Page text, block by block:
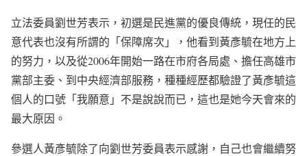
立法委員劉世芳表示，初選是民進黨的優良傳統，現任的民
意代表也沒有所謂的「保障席次」，他看到黃彥毓在地方上
的努力，以及從2006年開始一路在市府各局處、擔任高雄市
黨部主委、到中央經濟部服務，種種經歷都驗證了黃彥毓這
個人的口號「我願意」不是說說而已，這也是她今天會來的
最大原因。
參選人黃彥毓除了向劉世芳委員表示感謝，自己也會繼續努